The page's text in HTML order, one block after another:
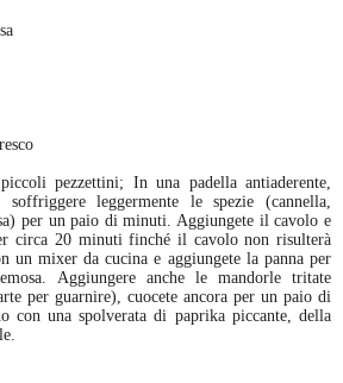
pezzettini; In una padella antiaderente,
soffriggere leggermente le spezie (cannella,
per un paio di minuti. Aggiungete il cavolo e
circa 20 minuti finché il cavolo non risulterà
un mixer da cucina e aggiungete la panna per
Aggiungere anche le mandorle tritate
per guarnire), cuocete ancora per un paio di
con una spolverata di paprika piccante, della